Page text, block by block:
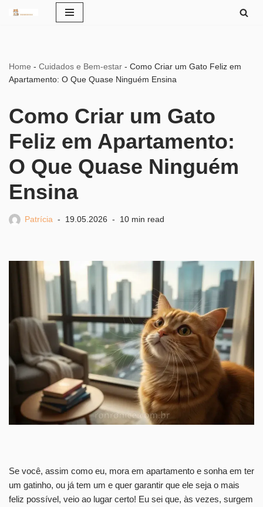
Home - Cuidados e Bem-estar - Como Criar um Gato Feliz em
Apartamento: O Que Quase Ninguém Ensina
Como Criar um Gato
Feliz em Apartamento:
O Que Quase Ninguém
Ensina
Patrícia 19.05.2026 10 min read
Se você, assim como eu, mora em apartamento e sonha em ter
um gatinho, ou já tem um e quer garantir que ele seja o mais
feliz possível, veio ao lugar certo! Eu sei que, às vezes, surgem